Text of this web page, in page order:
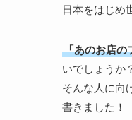
日本をはじめ
「あのお店の
いでしょうか
そんな人に向
書きました！